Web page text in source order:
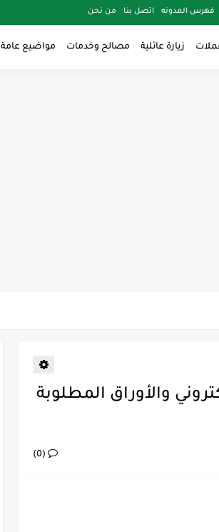
فهرس المدونه اتصل بنا من نحن
زيارة عائلية مصالح وخدمات مواضيع عامة
الإلكتروني والأوراق المطلوبة
(0)